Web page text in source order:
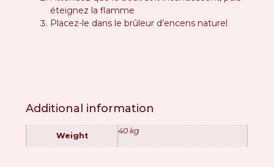
éteignez la flamme
Placez-le dans le brûleur d’encens naturel
Additional information
Weight
40 kg